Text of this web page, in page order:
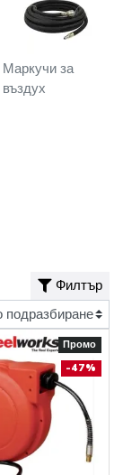
Маркучи за
въздух
Филтър
Промо
-47%